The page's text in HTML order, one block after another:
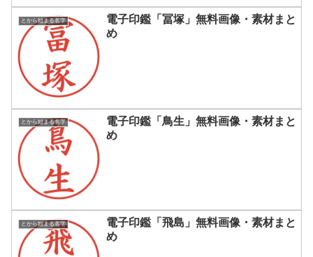
とから始まる名字
電子印鑑「冨塚」無料画像・素材まと
め
とから始まる名字
電子印鑑「鳥生」無料画像・素材まと
め
とから始まる名字
電子印鑑「飛島」無料画像・素材まと
め